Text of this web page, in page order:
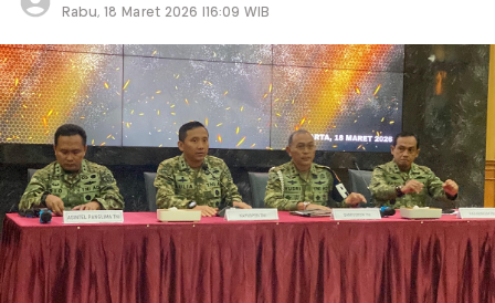
Rabu, 18 Maret 2026 |16:09 WIB